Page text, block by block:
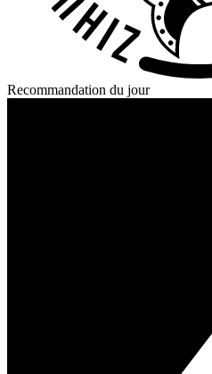
Recommandation du jour